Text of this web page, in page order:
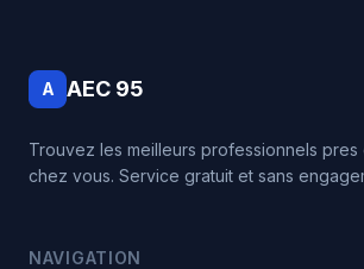
A AEC 95
Trouvez les meilleurs professionnels pres
chez vous. Service gratuit et sans
NAVIGATION